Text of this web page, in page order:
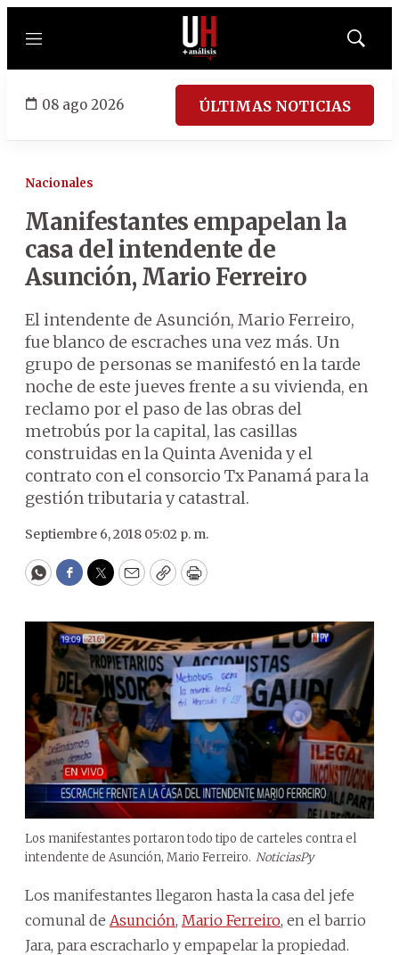
Menú
Mostrar
08 ago 2026 ÚLTIMAS NOTICIAS
Nacionales
Manifestantes empapelan la
casa del intendente de
Asunción, Mario Ferreiro
El intendente de Asunción, Mario Ferreiro,
fue blanco de escraches una vez más. Un
grupo de personas se manifestó en la tarde
noche de este jueves frente a su vivienda, en
reclamo por el paso de las obras del
metrobús por la capital, las casillas
construidas en la Quinta Avenida y el
contrato con el consorcio Tx Panamá para la
gestión tributaria y catastral.
Septiembre 6, 2018 05:02 p. m.
WhatsApp
Facebook
Twitter
EmailCopyPrint
Los manifestantes portaron todo tipo de carteles contra el
intendente de Asunción, Mario Ferreiro. NoticiasPy
Los manifestantes llegaron hasta la casa del jefe
comunal de Asunción, Mario Ferreiro, en el barrio
Jara, para escracharlo y empapelar la propiedad.